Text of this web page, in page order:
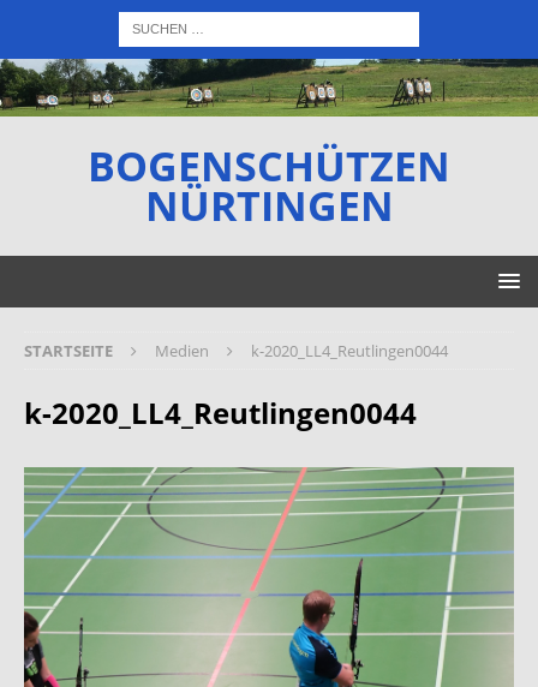
BOGENSCHÜTZEN
NÜRTINGEN
STARTSEITE Medien k-2020_LL4_Reutlingen0044
k-2020_LL4_Reutlingen0044